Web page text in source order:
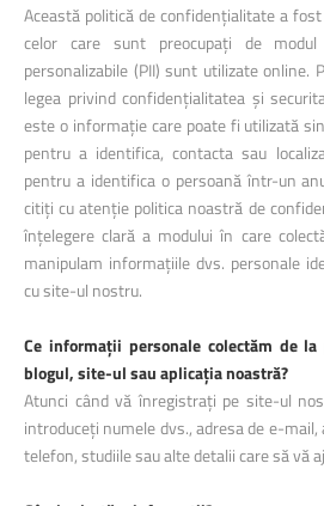
Această politică de confidențialitate a
celor care sunt preocupați de
personalizabile (PII) sunt utilizate online.
legea privind confidențialitatea și
este o informație care poate fi utilizată
pentru a identifica, contacta sau
pentru a identifica o persoană într-un
citiți cu atenție politica noastră de
înțelegere clară a modului în care
manipulam informațiile dvs. personale
cu site-ul nostru.
Ce informații personale colectăm de la
blogul, site-ul sau aplicația noastră?
Atunci când vă înregistrați pe site-ul
introduceți numele dvs., adresa de e-
telefon, studiile sau alte detalii care să vă